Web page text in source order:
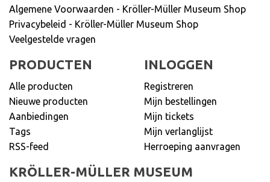
Algemene Voorwaarden - Kröller-Müller Museum Shop
Privacybeleid - Kröller-Müller Museum Shop
Veelgestelde vragen
PRODUCTEN
Alle producten
Nieuwe producten
Aanbiedingen
Tags
RSS-feed
INLOGGEN
Registreren
Mijn bestellingen
Mijn tickets
Mijn verlanglijst
Herroeping aanvragen
KRÖLLER-MÜLLER MUSEUM